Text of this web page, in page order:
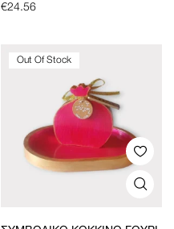
€24.56
Out Of Stock